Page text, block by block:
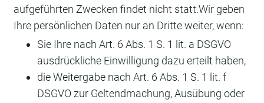
aufgeführten Zwecken findet nicht statt.Wir geben
Ihre persönlichen Daten nur an Dritte weiter, wenn:
Sie Ihre nach Art. 6 Abs. 1 S. 1 lit. a DSGVO
ausdrückliche Einwilligung dazu erteilt haben,
die Weitergabe nach Art. 6 Abs. 1 S. 1 lit. f
DSGVO zur Geltendmachung, Ausübung oder